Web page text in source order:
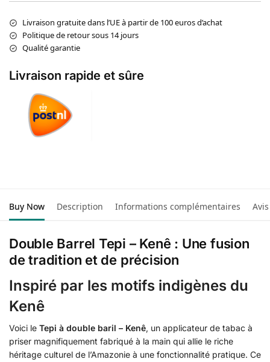
Livraison gratuite dans l’UE à partir de 100 euros d’achat
Politique de retour sous 14 jours
Qualité garantie
Livraison rapide et sûre
Buy Now Description Informations complémentaires Avis
Double Barrel Tepi – Kenê : Une fusion
de tradition et de précision
Inspiré par les motifs indigènes du
Kenê
Voici le Tepi à double baril – Kenê, un applicateur de tabac à
priser magnifiquement fabriqué à la main qui allie le riche
héritage culturel de l’Amazonie à une fonctionnalité pratique. Ce